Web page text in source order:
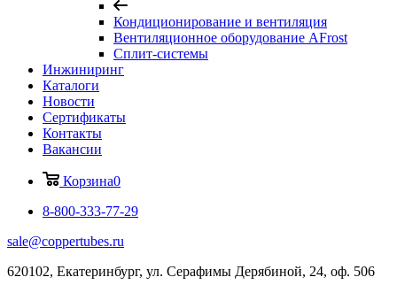
Кондиционирование и вентиляция
Вентиляционное оборудование AFrost
Сплит-системы
Инжиниринг
Каталоги
Новости
Сертификаты
Контакты
Вакансии
Корзина0
8-800-333-77-29
sale@coppertubes.ru
620102, Екатеринбург, ул. Серафимы Дерябиной, 24, оф. 506